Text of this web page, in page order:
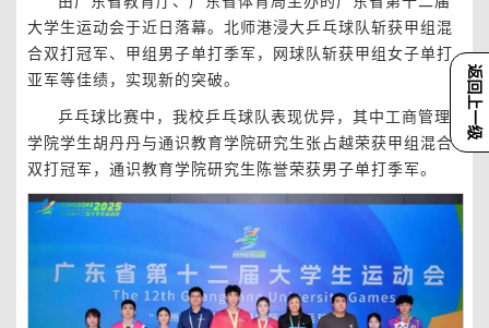
返回上一级
大学生运动会于近日落幕。北师港浸大乒乓球队斩获甲组混
合双打冠军、甲组男子单打季军，网球队斩获甲组女子单打
亚军等佳绩，实现新的突破。
乒乓球比赛中，我校乒乓球队表现优异，其中工商管理
学院学生胡丹丹与通识教育学院研究生张占越荣获甲组混合
双打冠军，通识教育学院研究生陈誉荣获男子单打季军。